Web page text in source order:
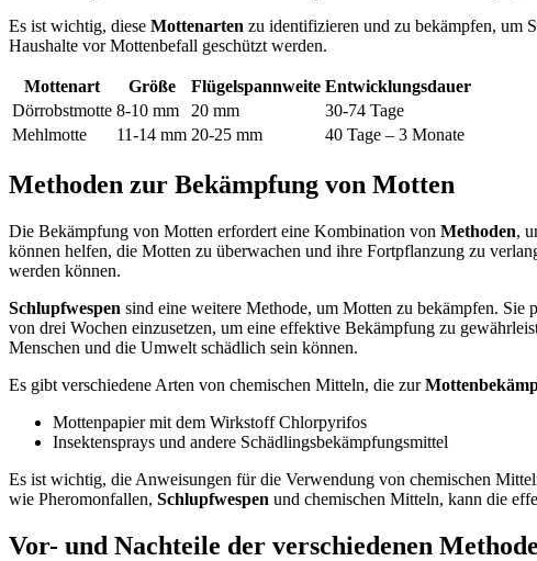
Es ist wichtig, diese Mottenarten zu identifizieren und zu bekämpfen, um
Haushalte vor Mottenbefall geschützt werden.
Mottenart Größe Flügelspannweite Entwicklungsdauer
Dörrobstmotte 8-10 mm 20 mm
30-74 Tage
Mehlmotte
11-14 mm 20-25 mm 40 Tage – 3 Monate
Methoden zur Bekämpfung von Motten
Die Bekämpfung von Motten erfordert eine Kombination von Methoden,
können helfen, die Motten zu überwachen und ihre Fortpflanzung zu
werden können.
Schlupfwespen sind eine weitere Methode, um Motten zu bekämpfen.
von drei Wochen einzusetzen, um eine effektive Bekämpfung zu
Menschen und die Umwelt schädlich sein können.
Es gibt verschiedene Arten von chemischen Mitteln, die zur
Mottenpapier mit dem Wirkstoff Chlorpyrifos
Insektensprays und andere Schädlingsbekämpfungsmittel
Es ist wichtig, die Anweisungen für die Verwendung von chemischen
wie Pheromonfallen, Schlupfwespen und chemischen Mitteln, kann die
Vor- und Nachteile der verschiedenen